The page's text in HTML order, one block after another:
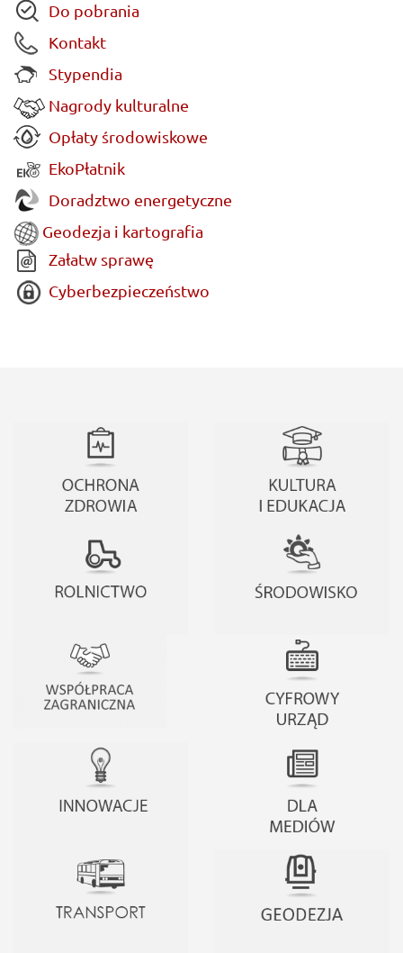
Do pobrania
Kontakt
Stypendia
Nagrody kulturalne
Opłaty środowiskowe
EkoPłatnik
Doradztwo energetyczne
Geodezja i kartografia
Załatw sprawę
Cyberbezpieczeństwo